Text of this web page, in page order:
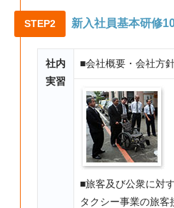
STEP2 新入社員基本研修
社内
実習
■会社概要・会社方
■旅客及び公衆に対
タクシー事業の旅